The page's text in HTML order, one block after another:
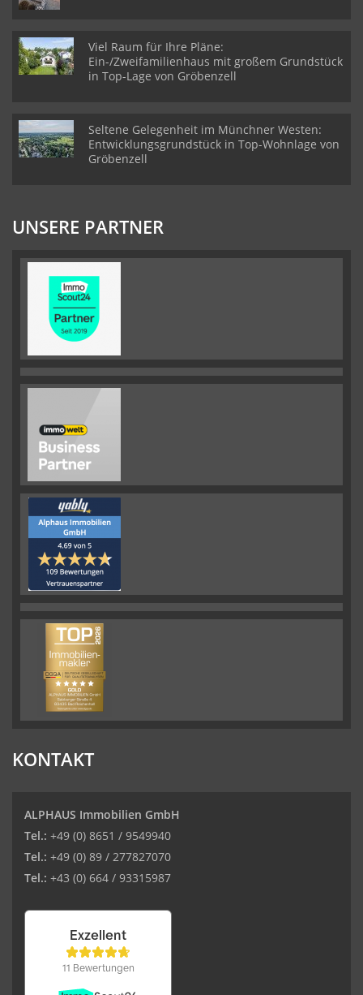
Viel Raum für Ihre Pläne:
Ein-/Zweifamilienhaus mit großem Grundstück
in Top-Lage von Gröbenzell
Seltene Gelegenheit im Münchner Westen:
Entwicklungsgrundstück in Top-Wohnlage von
Gröbenzell
UNSERE PARTNER
KONTAKT
ALPHAUS Immobilien GmbH
Tel.: +49 (0) 8651 / 9549940
Tel.: +49 (0) 89 / 277827070
Tel.: +43 (0) 664 / 93315987